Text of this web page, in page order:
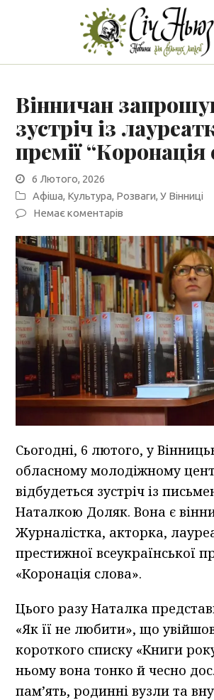
Вінничан
зустріч із
премії “Коронація
6 Лютого, 2026
Афіша, Культура, Розваги,У Вінниці
Немає коментарів
Сьогодні, 6 лютого, у
обласному молодіжному
відбудеться зустріч із
Наталкою Доляк. Вона є
Журналістка, акторка,
престижної всеукраїнської
«Коронація слова».
Цього разу Наталка
«Як її не любити», що
короткого списку «Книги
ньому вона тонко й чесно
пам’ять, родинні вузли та